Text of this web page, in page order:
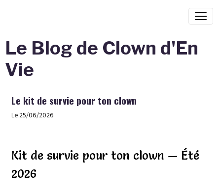
Le Blog de Clown d'En
Vie
Le kit de survie pour ton clown
Le 25/06/2026
Kit de survie pour ton clown — Été
2026